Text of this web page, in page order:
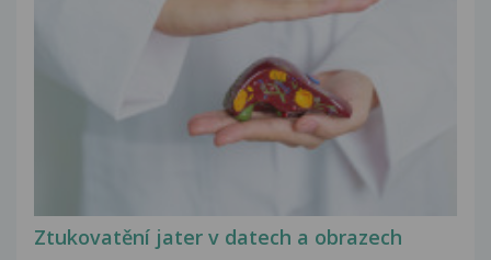
Ztukovatění jater v datech a obrazech